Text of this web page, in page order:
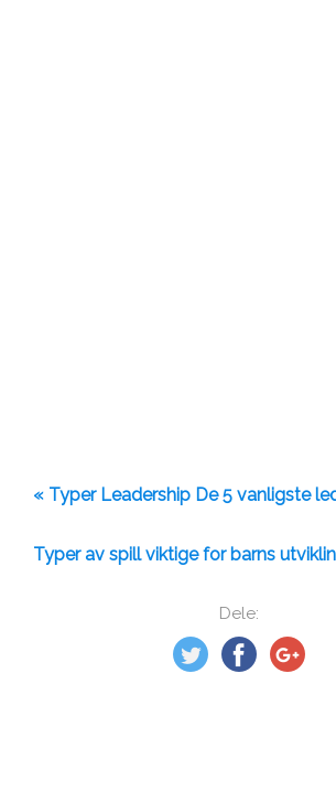
Dele:
« Typer Leadership De 5 vanligste
Typer av spill viktige for barns